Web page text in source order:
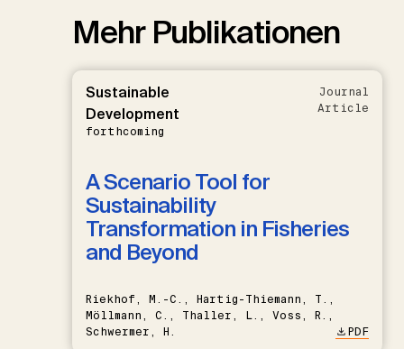
Mehr Publikationen
Sustainable
Development
forthcoming
Journal
Article
A Scenario Tool for
Sustainability
Transformation in Fisheries
and Beyond
Riekhof, M.-C., Hartig-Thiemann, T.,
Möllmann, C., Thaller, L., Voss, R.,
Schwermer, H.
PDF